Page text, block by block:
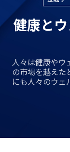
健康と
人々は健康やウ
の市場を越えた
にも人々のウェ